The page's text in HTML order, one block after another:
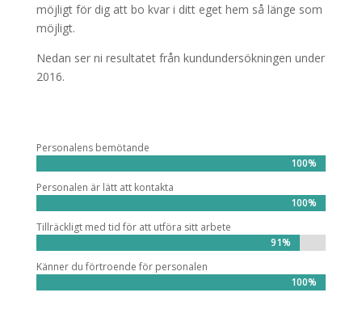
möjligt för dig att bo kvar i ditt eget hem så länge som
möjligt.
Nedan ser ni resultatet från kundundersökningen under
2016.
Personalens bemötande
100%
100%
Personalen är lätt att kontakta
100%
100%
Tillräckligt med tid för att utföra sitt arbete
91%
91%
Känner du förtroende för personalen
100%
100%